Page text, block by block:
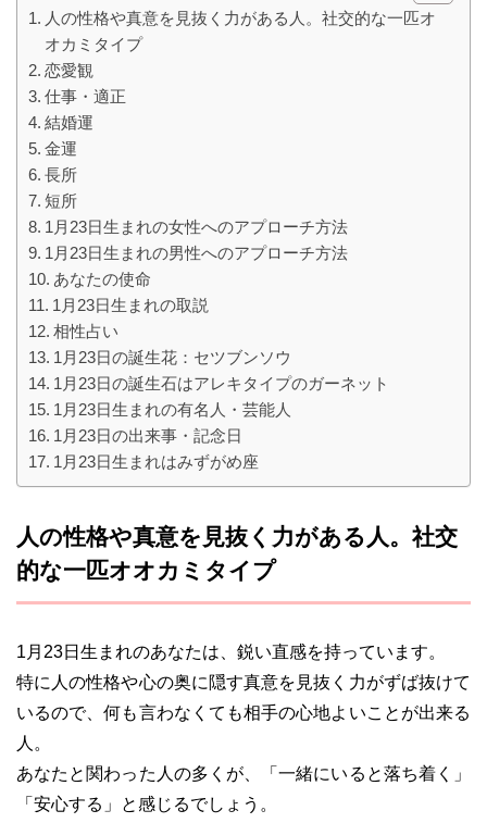
人の性格や真意を見抜く力がある人。社交的な一匹オ
オカミタイプ
恋愛観
仕事・適正
結婚運
金運
長所
短所
1月23日生まれの女性へのアプローチ方法
1月23日生まれの男性へのアプローチ方法
あなたの使命
1月23日生まれの取説
相性占い
1月23日の誕生花：セツブンソウ
1月23日の誕生石はアレキタイプのガーネット
1月23日生まれの有名人・芸能人
1月23日の出来事・記念日
1月23日生まれはみずがめ座
人の性格や真意を見抜く力がある人。社交
的な一匹オオカミタイプ
1月23日生まれのあなたは、鋭い直感を持っています。
特に人の性格や心の奥に隠す真意を見抜く力がずば抜けて
いるので、何も言わなくても相手の心地よいことが出来る
人。
あなたと関わった人の多くが、「一緒にいると落ち着く」
「安心する」と感じるでしょう。